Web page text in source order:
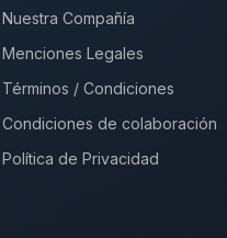
Nuestra Compañía
Menciones Legales
Términos / Condiciones
Condiciones de colaboración
Política de Privacidad